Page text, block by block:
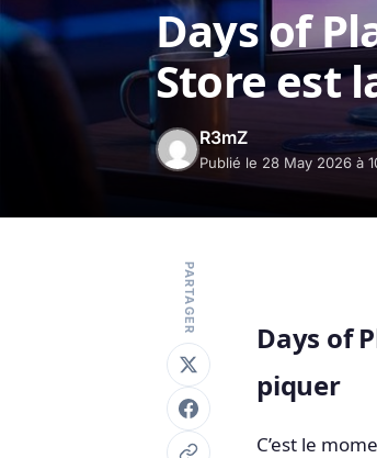
Days of
Store est
R3mZ
Publié le 28 May 2026 à
PARTAGER
Days of
piquer
C’est le